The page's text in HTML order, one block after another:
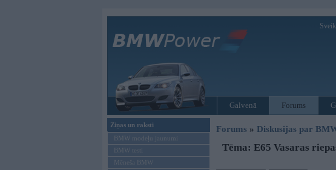
Galvenā Forums
Ziņas un raksti
BMW modeļu jaunumi
BMW testi
Mēneša BMW
Forums » Diskusijas par
Tēma: E65 Vasaras